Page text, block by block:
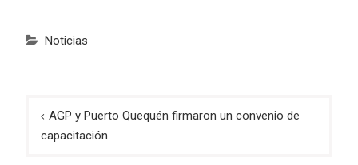
Noticias
Navegación
de
AGP y Puerto Quequén firmaron un convenio de
capacitación